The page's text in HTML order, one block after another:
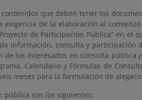
que deben tener los
de la elaboración al
de Participación Pública” en el
información, consulta y participación
de los interesados en consulta pública
Calendario y Fórmulas de
meses para la formulación de
pública son los siguientes: